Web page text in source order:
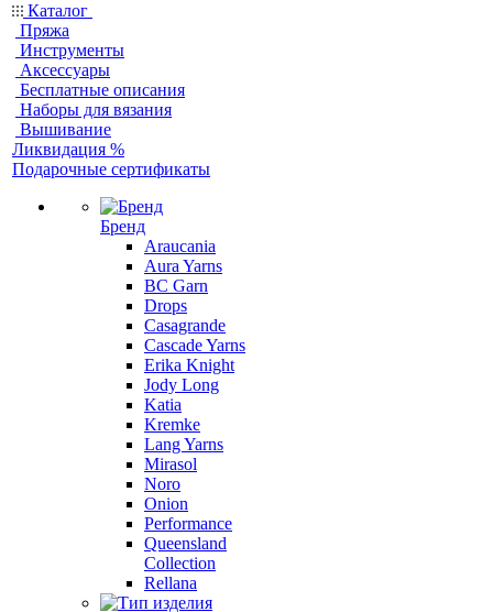
Каталог
Пряжа
Инструменты
Аксессуары
Бесплатные описания
Наборы для вязания
Вышивание
Ликвидация %
Подарочные сертификаты
Бренд
Araucania
Aura Yarns
BC Garn
Drops
Casagrande
Cascade Yarns
Erika Knight
Jody Long
Katia
Kremke
Lang Yarns
Mirasol
Noro
Onion
Performance
Queensland
Collection
Rellana